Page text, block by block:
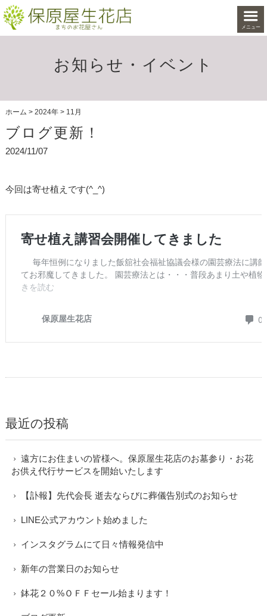
メニュー
お知らせ・イベント
ホーム > 2024年> 11月
ブログ更新！
2024/11/07
今回は寄せ植えです(^_^)
最近の投稿
遠方にお住まいの皆様へ。保原屋生花店のお墓参り・お花
お供え代行サービスを開始いたします
【訃報】先代会長 逝去ならびに葬儀告別式のお知らせ
LINE公式アカウント始めました
インスタグラムにて日々情報発信中
新年の営業日のお知らせ
鉢花２０%ＯＦＦセール始まります！